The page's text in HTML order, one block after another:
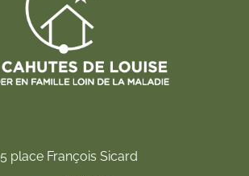
5 place François Sicard